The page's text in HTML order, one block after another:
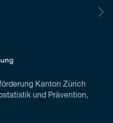
Kanton Zürich
und Prävention,